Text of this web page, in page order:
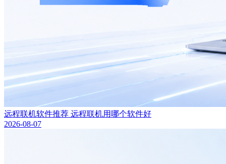
远程联机软件推荐 远程联机用哪个软件好
2026-08-07